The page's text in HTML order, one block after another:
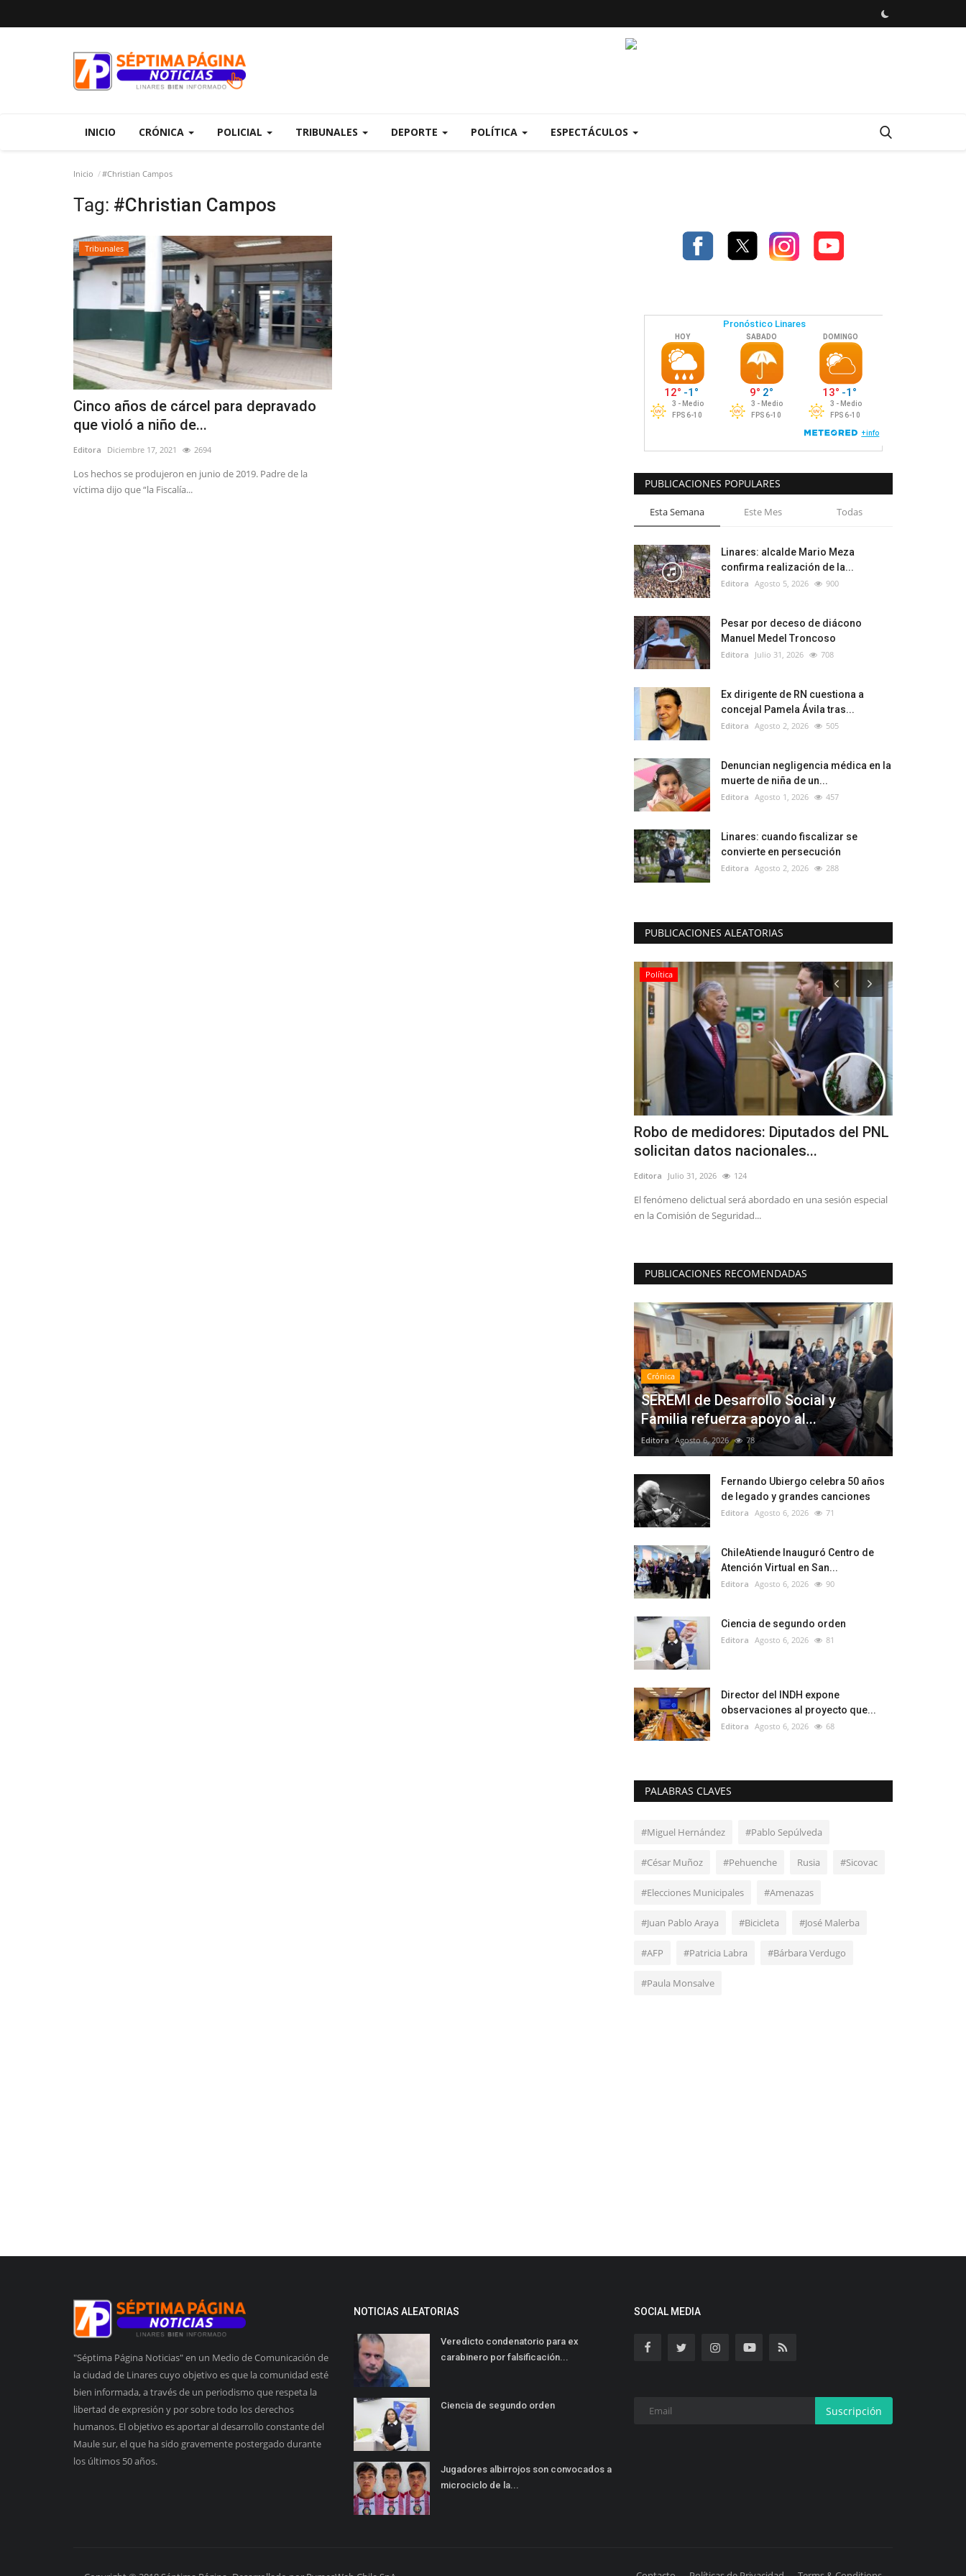
INICIO CRÓNICA POLICIAL TRIBUNALES DEPORTE POLÍTICA ESPECTÁCULOS
Inicio #Christian Campos
Tag: #Christian Campos
Tribunales
Cinco años de cárcel para depravado
que violó a niño de...
Editora Diciembre 17, 2021 2694
Los hechos se produjeron en junio de 2019. Padre de la
víctima dijo que “la Fiscalía...
PUBLICACIONES POPULARES
Esta Semana Este Mes Todas
Linares: alcalde Mario Meza
confirma realización de la...
Editora Agosto 5, 2026 900
Pesar por deceso de diácono
Manuel Medel Troncoso
Editora Julio 31, 2026 708
Ex dirigente de RN cuestiona a
concejal Pamela Ávila tras...
Editora Agosto 2, 2026 505
Denuncian negligencia médica en la
muerte de niña de un...
Editora Agosto 1, 2026 457
Linares: cuando fiscalizar se
convierte en persecución
Editora Agosto 2, 2026 288
PUBLICACIONES ALEATORIAS
Política
Robo de medidores: Diputados del PNL
solicitan datos nacionales...
Editora Julio 31, 2026 124
El fenómeno delictual será abordado en una sesión especial
en la Comisión de Seguridad...
PUBLICACIONES RECOMENDADAS
Crónica
SEREMI de Desarrollo Social y
Familia refuerza apoyo al...
Editora Agosto 6, 2026 78
Fernando Ubiergo celebra 50 años
de legado y grandes canciones
Editora Agosto 6, 2026 71
ChileAtiende Inauguró Centro de
Atención Virtual en San...
Editora Agosto 6, 2026 90
Ciencia de segundo orden
Editora Agosto 6, 2026 81
Director del INDH expone
observaciones al proyecto que...
Editora Agosto 6, 2026 68
PALABRAS CLAVES
#Miguel Hernández #Pablo Sepúlveda
#César Muñoz #Pehuenche Rusia #Sicovac
#Elecciones Municipales #Amenazas
#Juan Pablo Araya #Bicicleta #José Malerba
#AFP #Patricia Labra #Bárbara Verdugo
#Paula Monsalve
"Séptima Página Noticias" en un Medio de Comunicación de
la ciudad de Linares cuyo objetivo es que la comunidad esté
bien informada, a través de un periodismo que respeta la
libertad de expresión y por sobre todo los derechos
humanos. El objetivo es aportar al desarrollo constante del
Maule sur, el que ha sido gravemente postergado durante
los últimos 50 años.
NOTICIAS ALEATORIAS
Veredicto condenatorio para ex
carabinero por falsificación...
Ciencia de segundo orden
Jugadores albirrojos son convocados a
microciclo de la...
SOCIAL MEDIA
Suscripción